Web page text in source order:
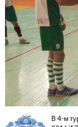
В 4-м